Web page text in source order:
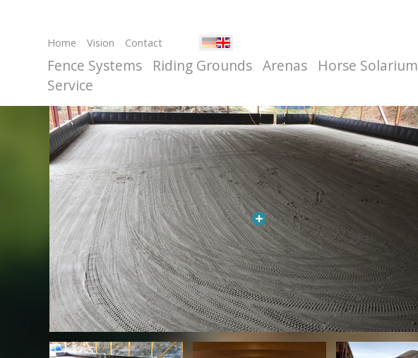
Home Vision Contact
Fence Systems Riding Grounds Arenas Horse Solarium
Service